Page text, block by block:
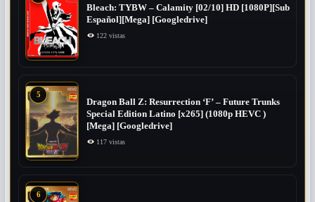
Bleach: TYBW – Calamity [02/10] HD [1080P][Sub
Español][Mega] [Googledrive]
122 vistas
5
Dragon Ball Z: Resurrection ‘F’ – Future Trunks
Special Edition Latino [x265] (1080p HEVC )
[Mega] [Googledrive]
117 vistas
6